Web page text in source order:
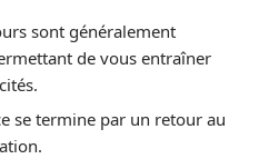
sont généralement
de vous entraîner
se termine par un retour au